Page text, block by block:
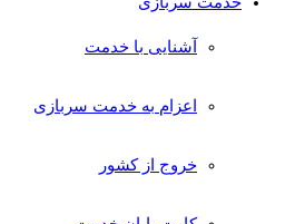
آشنایی با خدمت
اعزام به خدمت سربازی
خروج از کشور